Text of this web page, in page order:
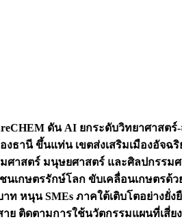
ดัน AI ยกระดับวิทยาศาส
งธานี ขึ้นแท่น เขตส่งเสริมเมืองอัจ
าสตร์ มนุษยศาสตร์ และศิลปกรรม
เกษตรรักษ์โลก ขับเคลื่อนเกษตรด้
ท หนุน SMEs ภาคใต้เติบโตอย่างยั่ง
าย ติดตามการใช้นวัตกรรมแผนที่เสี่